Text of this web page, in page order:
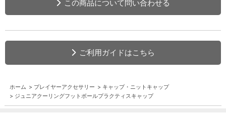
この商品について問い合わせる
ご利用ガイドはこちら
ホーム > プレイヤーアクセサリー > キャップ・ニットキャップ
> ジュニアクーリングフットボールプラクティスキャップ